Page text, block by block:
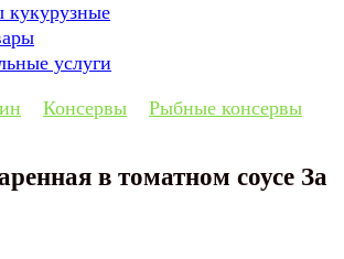
кукурузные
услуги
Консервы Рыбные консервы
в томатном соусе За